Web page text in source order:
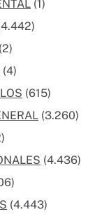
(1)
(2)
(4)
(615)
(3.260)
(4.436)
(4.443)